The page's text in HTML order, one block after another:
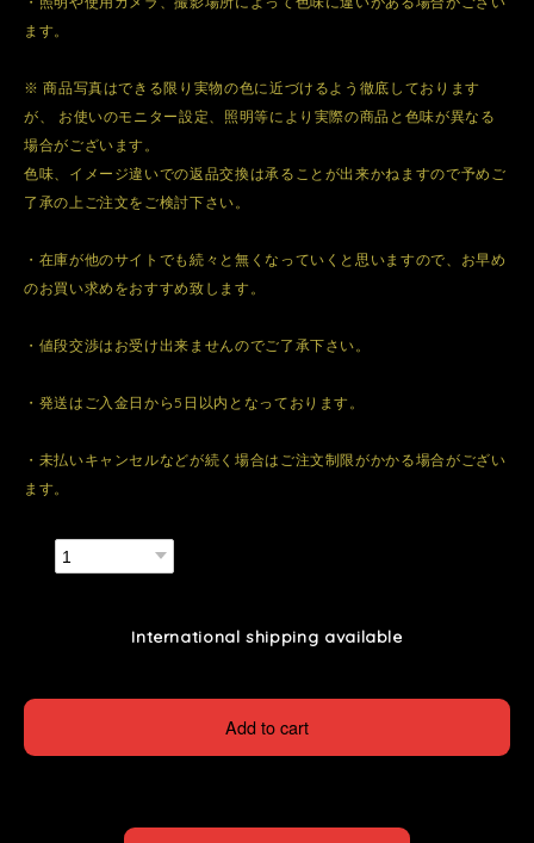
ます。
※ 商品写真はできる限り実物の色に近づけるよう徹底しております
が、 お使いのモニター設定、照明等により実際の商品と色味が異なる
場合がございます。
色味、イメージ違いでの返品交換は承ることが出来かねますので予めご
了承の上ご注文をご検討下さい。
・在庫が他のサイトでも続々と無くなっていくと思いますので、お早め
のお買い求めをおすすめ致します。
・値段交渉はお受け出来ませんのでご了承下さい。
・発送はご入金日から5日以内となっております。
・未払いキャンセルなどが続く場合はご注文制限がかかる場合がござい
ます。
International shipping available
Add to cart